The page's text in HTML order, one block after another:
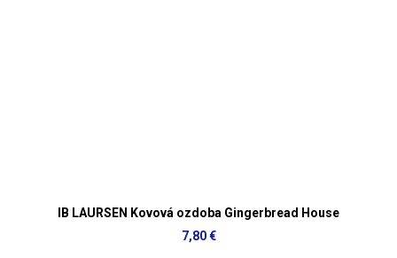
IB LAURSEN Kovová ozdoba Gingerbread House
7,80 €